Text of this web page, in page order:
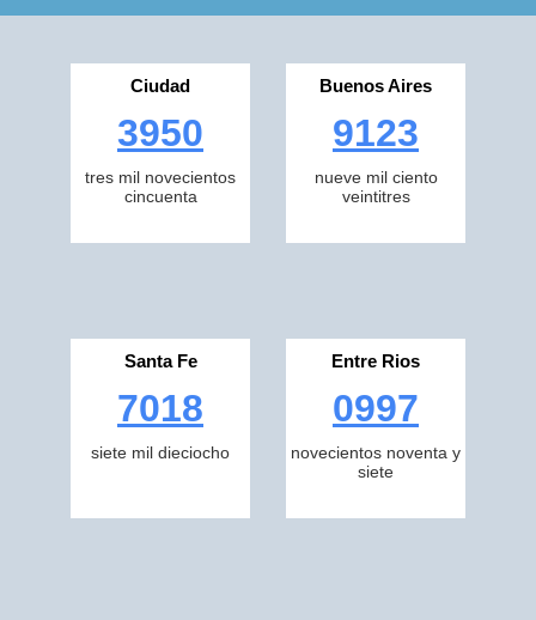
Ciudad
3950
tres mil novecientos
cincuenta
Buenos Aires
9123
nueve mil ciento
veintitres
Santa Fe
7018
siete mil dieciocho
Entre Rios
0997
novecientos noventa y
siete